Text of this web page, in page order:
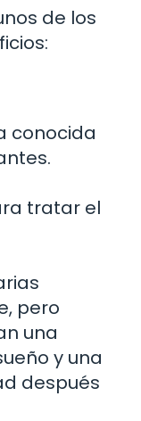
de los
conocida
tratar el
pero
una
y una
después